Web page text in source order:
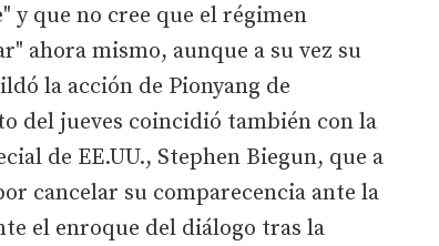
y que no cree que el régimen
ahora mismo, aunque a su vez su
la acción de Pionyang de
del jueves coincidió también con la
de EE.UU., Stephen Biegun, que a
cancelar su comparecencia ante la
el enroque del diálogo tras la